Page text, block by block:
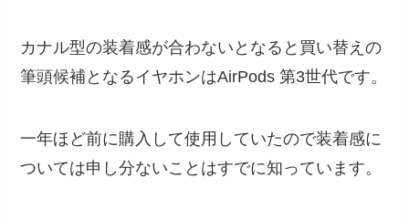
カナル型の装着感が合わないとなると買い替えの
筆頭候補となるイヤホンはAirPods 第3世代です。
一年ほど前に購入して使用していたので装着感に
ついては申し分ないことはすでに知っています。